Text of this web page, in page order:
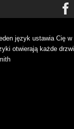
język ustawia Cię
otwierają każde